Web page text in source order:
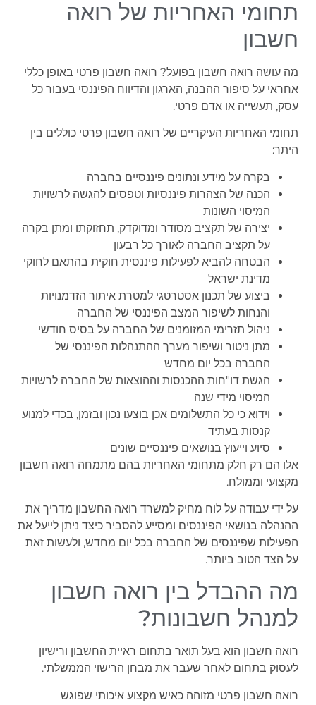
תחומי האחריות של רואה
חשבון
מה עושה רואה חשבון בפועל? רואה חשבון פרטי באופן כללי
אחראי על סיפור ההבנה, הארגון והדיווח הפיננסי בעבור כל
עסק, תעשייה או אדם פרטי.
תחומי האחריות העיקריים של רואה חשבון פרטי כוללים בין
היתר:
בקרה על מידע ונתונים פיננסיים בחברה
הכנה של הצהרות פיננסיות וטפסים להגשה לרשויות
המיסוי השונות
יצירה של תקציב מסודר ומדוקדק, תחזוקתו ומתן בקרה
על תקציב החברה לאורך כל רבעון
הבטחה להביא לפעילות פיננסית חוקית בהתאם לחוקי
מדינת ישראל
ביצוע של תכנון אסטרטגי למטרת איתור הזדמנויות
והנחות לשיפור המצב הפיננסי של החברה
ניהול תזרימי המזומנים של החברה על בסיס חודשי
מתן ניטור ושיפור מערך ההתנהלות הפיננסי של
החברה בכל יום מחדש
הגשת דו"חות ההכנסות וההוצאות של החברה לרשויות
המיסוי מידי שנה
וידוא כי כל התשלומים אכן בוצעו נכון ובזמן, בכדי למנוע
קנסות בעתיד
סיוע וייעוץ בנושאים פיננסיים שונים
אלו הם רק חלק מתחומי האחריות בהם מתמחה רואה חשבון
מקצועי וממולח.
על ידי עבודה על לוח מחיק למשרד רואה החשבון מדריך את
ההנהלה בנושאי הפיננסים ומסייע להסביר כיצד ניתן לייעל את
הפעילות שפיננסים של החברה בכל יום מחדש, ולעשות זאת
על הצד הטוב ביותר.
מה ההבדל בין רואה חשבון
למנהל חשבונות?
רואה חשבון הוא בעל תואר בתחום ראיית החשבון ורישיון
לעסוק בתחום לאחר שעבר את מבחן הרישוי הממשלתי.
רואה חשבון פרטי מזוהה כאיש מקצוע איכותי שפוגש